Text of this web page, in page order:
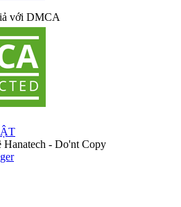
với DMCA
Hanatech - Do'nt Copy